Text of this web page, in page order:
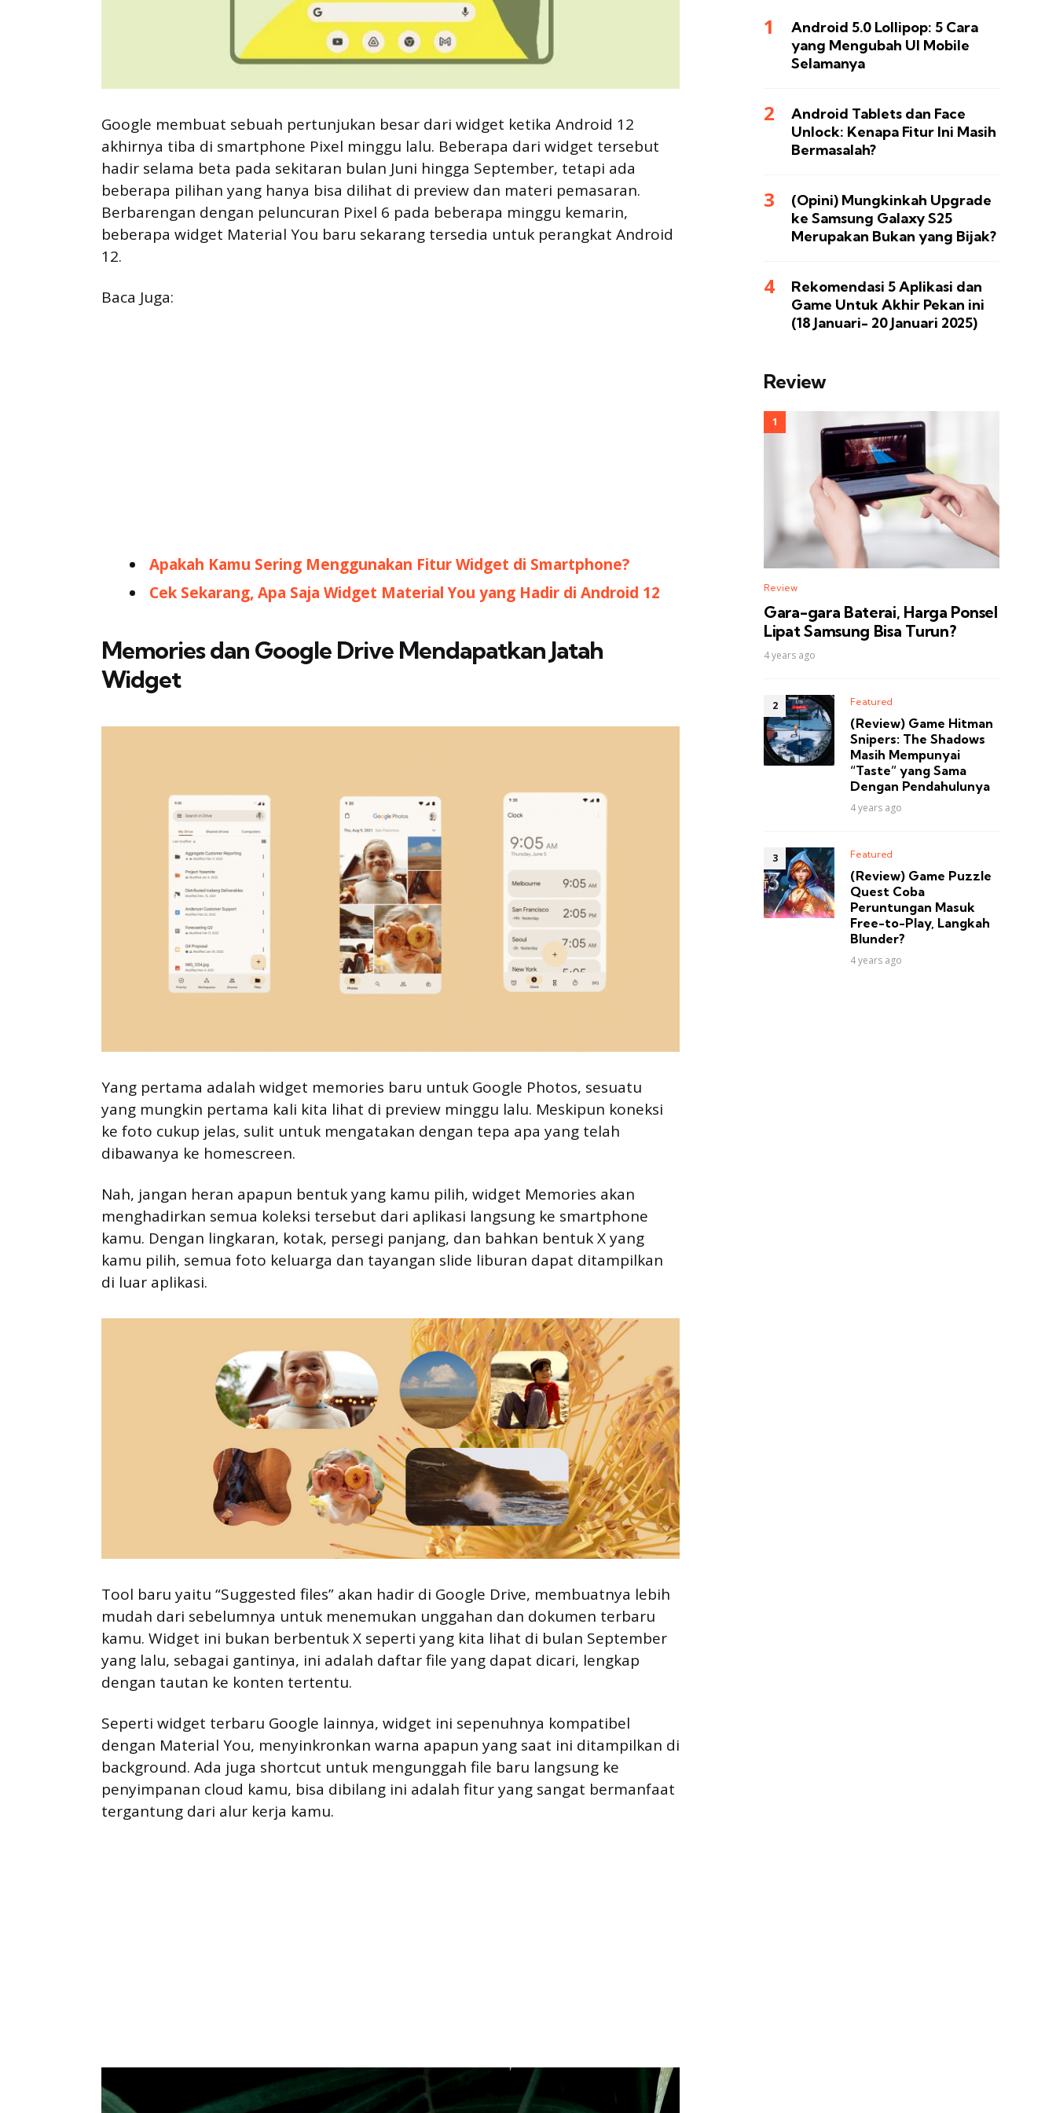
Google membuat sebuah pertunjukan besar dari widget ketika Android 12
akhirnya tiba di smartphone Pixel minggu lalu. Beberapa dari widget tersebut
hadir selama beta pada sekitaran bulan Juni hingga September, tetapi ada
beberapa pilihan yang hanya bisa dilihat di preview dan materi pemasaran.
Berbarengan dengan peluncuran Pixel 6 pada beberapa minggu kemarin,
beberapa widget Material You baru sekarang tersedia untuk perangkat Android
12.
Baca Juga:
Apakah Kamu Sering Menggunakan Fitur Widget di Smartphone?
Cek Sekarang, Apa Saja Widget Material You yang Hadir di Android 12
Memories dan Google Drive Mendapatkan Jatah
Widget
Yang pertama adalah widget memories baru untuk Google Photos, sesuatu
yang mungkin pertama kali kita lihat di preview minggu lalu. Meskipun koneksi
ke foto cukup jelas, sulit untuk mengatakan dengan tepa apa yang telah
dibawanya ke homescreen.
Nah, jangan heran apapun bentuk yang kamu pilih, widget Memories akan
menghadirkan semua koleksi tersebut dari aplikasi langsung ke smartphone
kamu. Dengan lingkaran, kotak, persegi panjang, dan bahkan bentuk X yang
kamu pilih, semua foto keluarga dan tayangan slide liburan dapat ditampilkan
di luar aplikasi.
Tool baru yaitu “Suggested files” akan hadir di Google Drive, membuatnya lebih
mudah dari sebelumnya untuk menemukan unggahan dan dokumen terbaru
kamu. Widget ini bukan berbentuk X seperti yang kita lihat di bulan September
yang lalu, sebagai gantinya, ini adalah daftar file yang dapat dicari, lengkap
dengan tautan ke konten tertentu.
Seperti widget terbaru Google lainnya, widget ini sepenuhnya kompatibel
dengan Material You, menyinkronkan warna apapun yang saat ini ditampilkan di
background. Ada juga shortcut untuk mengunggah file baru langsung ke
penyimpanan cloud kamu, bisa dibilang ini adalah fitur yang sangat bermanfaat
tergantung dari alur kerja kamu.
Android 5.0 Lollipop: 5 Cara
yang Mengubah UI Mobile
Selamanya
Android Tablets dan Face
Unlock: Kenapa Fitur Ini Masih
Bermasalah?
(Opini) Mungkinkah Upgrade
ke Samsung Galaxy S25
Merupakan Bukan yang Bijak?
Rekomendasi 5 Aplikasi dan
Game Untuk Akhir Pekan ini
(18 Januari- 20 Januari 2025)
Review
Review
Gara-gara Baterai, Harga Ponsel
Lipat Samsung Bisa Turun?
4 years ago
Featured
(Review) Game Hitman
Snipers: The Shadows
Masih Mempunyai
“Taste” yang Sama
Dengan Pendahulunya
4 years ago
Featured
(Review) Game Puzzle
Quest Coba
Peruntungan Masuk
Free-to-Play, Langkah
Blunder?
4 years ago